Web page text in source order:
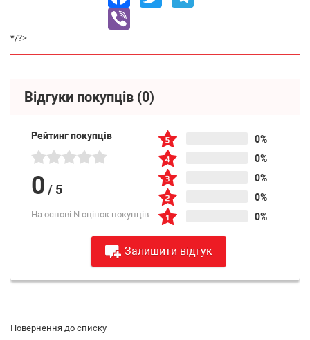
*/?>
Відгуки покупців (0)
Рейтинг покупців
0 / 5
На основі N оцінок покупців
0%
0%
0%
0%
0%
Залишити відгук
Повернення до списку